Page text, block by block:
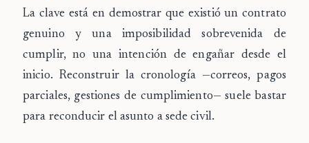
La clave está en demostrar que existió un contrato
genuino y una imposibilidad sobrevenida de
cumplir, no una intención de engañar desde el
inicio. Reconstruir la cronología —correos, pagos
parciales, gestiones de cumplimiento— suele bastar
para reconducir el asunto a sede civil.